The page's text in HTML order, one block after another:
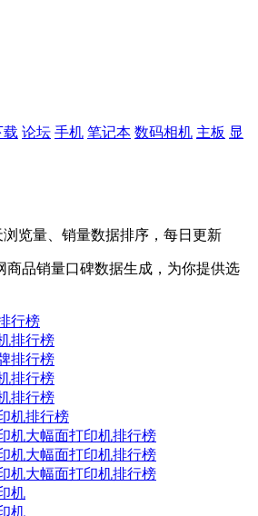
载 论坛 手机 笔记本 数码相机 主板 显
览量、销量数据排序，每日更新
商品销量口碑数据生成，为你提供选
行榜
排行榜
排行榜
排行榜
排行榜
机排行榜
机大幅面打印机排行榜
机大幅面打印机排行榜
机大幅面打印机排行榜
机
机